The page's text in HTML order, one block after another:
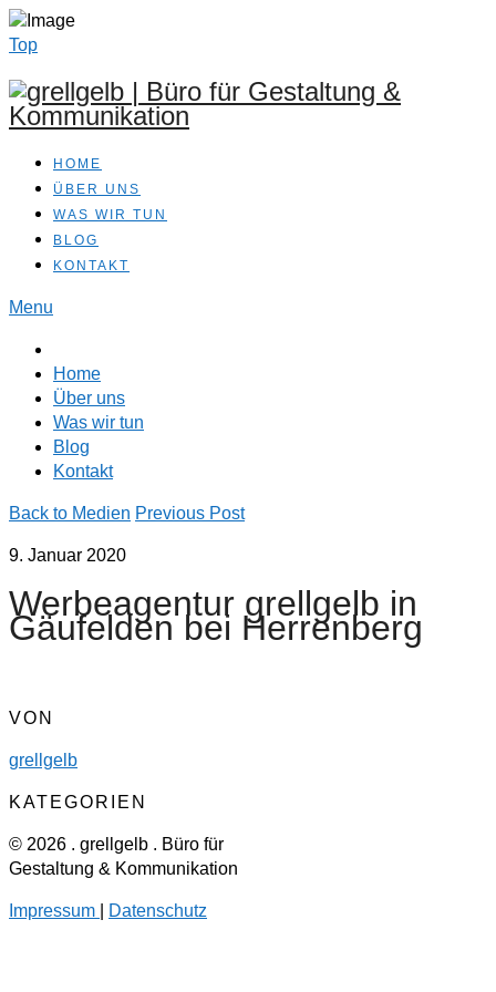
Top
HOME
ÜBER UNS
WAS WIR TUN
BLOG
KONTAKT
Menu
Home
Über uns
Was wir tun
Blog
Kontakt
Back to Medien Previous Post
9. Januar 2020
Werbeagentur grellgelb in
Gäufelden bei Herrenberg
VON
grellgelb
KATEGORIEN
© 2026 . grellgelb . Büro für
Gestaltung & Kommunikation
Impressum Datenschutz